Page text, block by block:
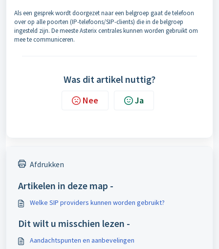
Als een gesprek wordt doorgezet naar een belgroep gaat de telefoon
over op alle poorten (IP-telefoons/SIP-clients) die in de belgroep
ingesteld zijn. De meeste Asterix centrales kunnen worden gebruikt om
mee te communiceren.
Was dit artikel nuttig?
Nee Ja
Afdrukken
Artikelen in deze map -
Welke SIP providers kunnen worden gebruikt?
Dit wilt u misschien lezen -
Aandachtspunten en aanbevelingen